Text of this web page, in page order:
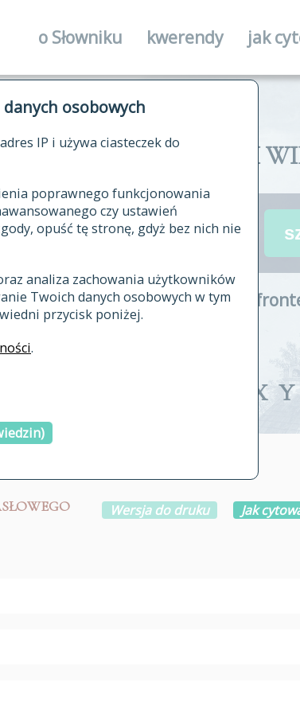
osobowych
IP i używa ciasteczek do
poprawnego funkcjonowania
czy ustawień
opuść tę stronę, gdyż bez nich nie
analiza zachowania użytkowników
Twoich danych osobowych w tym
przycisk poniżej.
.
o Słowniku
historia
publikacje
autorzy tekstów źródłowych
zasady opracowania
najnowsze hasła
ostatnio zmodyfikowane
kwerendy jak
XVII I XVIII
a
X Y
Wersja do druku Jak